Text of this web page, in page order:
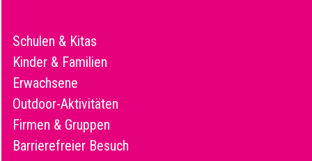
Schulen & Kitas
Kinder & Familien
Erwachsene
Outdoor-Aktivitäten
Firmen & Gruppen
Barrierefreier Besuch